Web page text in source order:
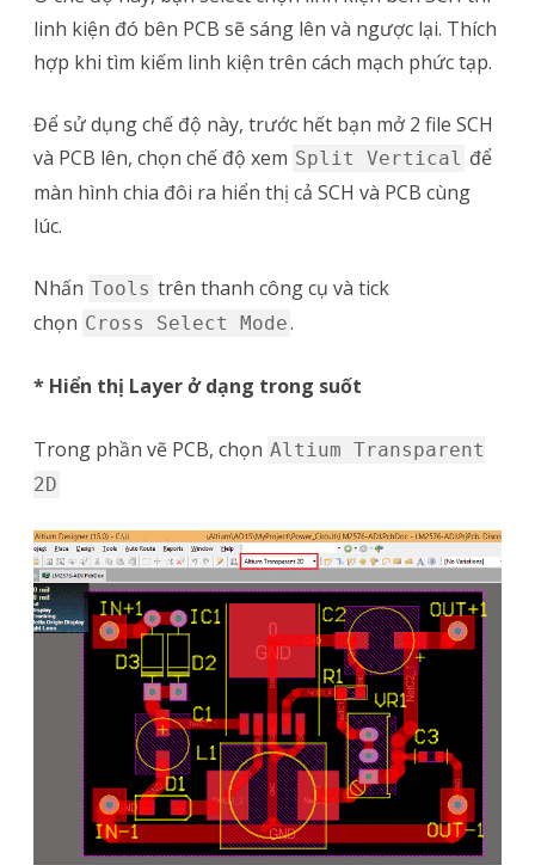
linh kiện đó bên PCB sẽ sáng lên và ngược lại. Thích
hợp khi tìm kiếm linh kiện trên cách mạch phức tạp.
Để sử dụng chế độ này, trước hết bạn mở 2 file SCH
và PCB lên, chọn chế độ xem Split Vertical để
màn hình chia đôi ra hiển thị cả SCH và PCB cùng
lúc.
Nhấn Tools trên thanh công cụ và tick
chọn Cross Select Mode.
* Hiển thị Layer ở dạng trong suốt
Trong phần vẽ PCB, chọn Altium Transparent
2D